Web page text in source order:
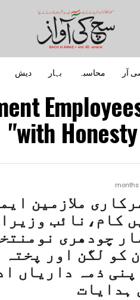
آر محاسبہ بہار دیش
with Honesty"
ملازمین
کام،نائب
چودھری
کو لگن اور
ذمہ داریاں
ہدایات